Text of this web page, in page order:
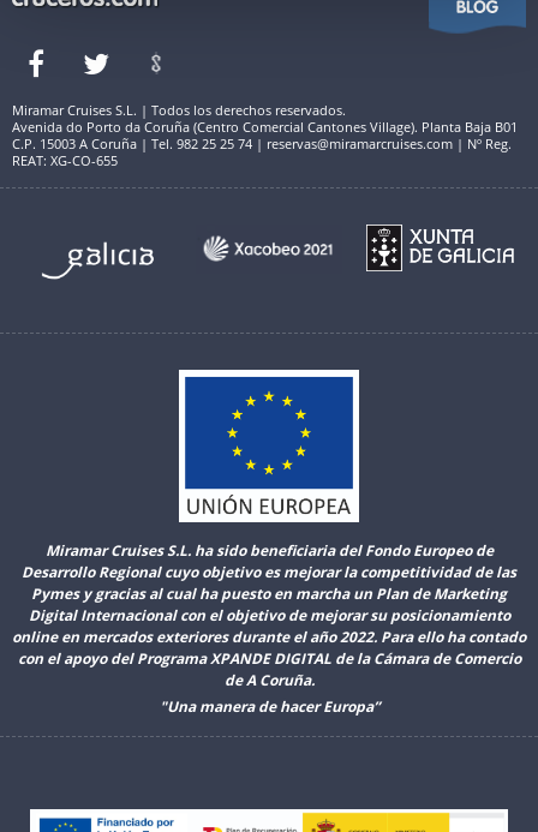
Miramar Cruises S.L. | Todos los derechos reservados.
Avenida do Porto da Coruña (Centro Comercial Cantones Village). Planta Baja B01
C.P. 15003 A Coruña | Tel. 982 25 25 74 | reservas@miramarcruises.com | Nº Reg.
REAT: XG-CO-655
Miramar Cruises S.L. ha sido beneficiaria del Fondo Europeo de
Desarrollo Regional cuyo objetivo es mejorar la competitividad de las
Pymes y gracias al cual ha puesto en marcha un Plan de Marketing
Digital Internacional con el objetivo de mejorar su posicionamiento
online en mercados exteriores durante el año 2022. Para ello ha contado
con el apoyo del Programa XPANDE DIGITAL de la Cámara de Comercio
de A Coruña.
"Una manera de hacer Europa”